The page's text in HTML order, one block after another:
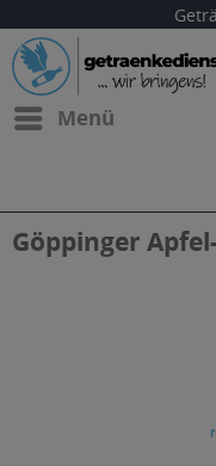
Menü
Göppinger